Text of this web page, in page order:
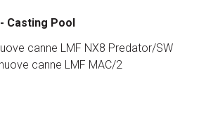
arrow_circle_right
Scopri tutti i modi per
Casting Pool
canne LMF NX8 Predator/SW
nuove canne LMF MAC/2